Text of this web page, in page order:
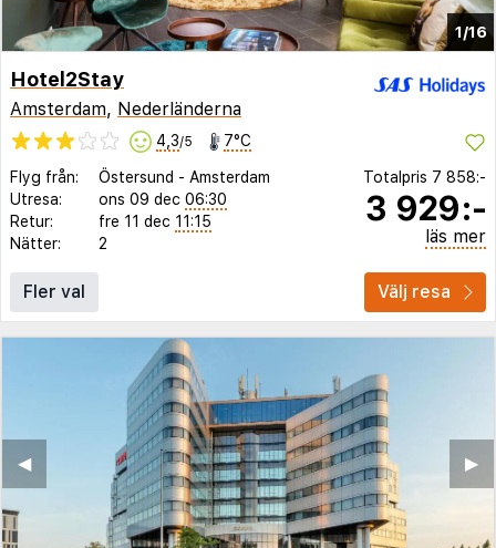
1/16
Hotel2Stay
Amsterdam, Nederländerna
4,3/5 7°C
Flyg från: Östersund - Amsterdam
Utresa:
ons 09 dec 06:30
Retur:
fre 11 dec 11:15
Nätter:
2
Totalpris 7 858:-
3 929:-
läs mer
Fler val Välj resa
▶︎
◀︎